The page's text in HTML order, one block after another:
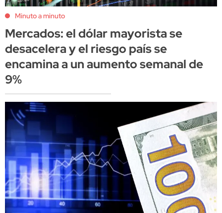
Minuto a minuto
Mercados: el dólar mayorista se
desacelera y el riesgo país se
encamina a un aumento semanal de
9%